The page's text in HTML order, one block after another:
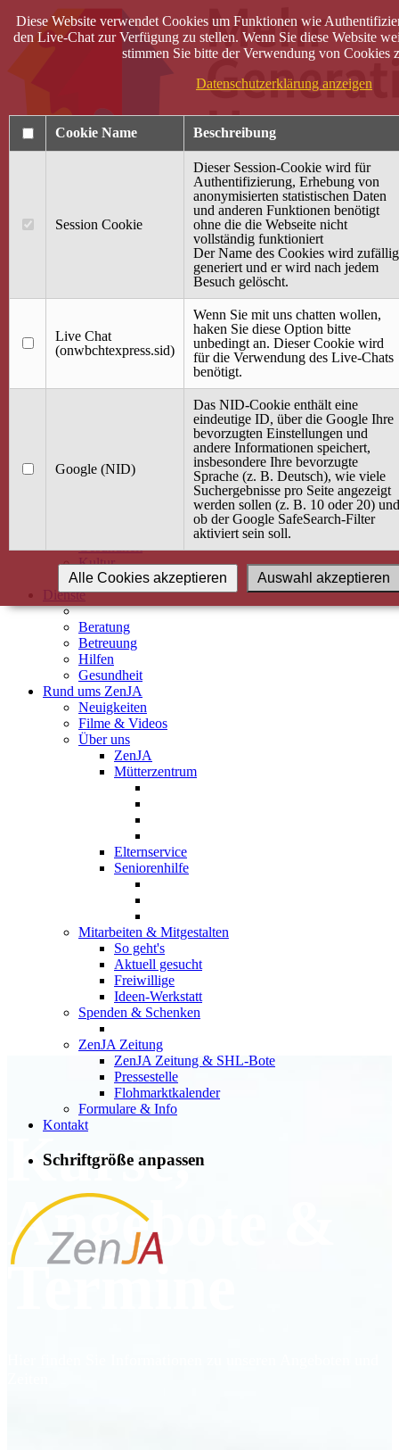
40 Jahre Mütterzentrum
Terminkalender
Gemeinsam aktiv
Gemeinsam unterwegs
wirFAIRändern
Angebot / Kurs suchen
Babybauch & Elternschaft
Gesundheit
Kultur
Alle Kurse
Dienste
Beratung
Betreuung
Hilfen
Gesundheit
Rund ums ZenJA
Neuigkeiten
Filme & Videos
Über uns
ZenJA
Mütterzentrum
Elternservice
Seniorenhilfe
Mitarbeiten & Mitgestalten
So geht's
Aktuell gesucht
Freiwillige
Ideen-Werkstatt
Spenden & Schenken
ZenJA Zeitung
ZenJA Zeitung & SHL-Bote
Pressestelle
Flohmarktkalender
Formulare & Info
Kontakt
Schriftgröße anpassen
Kurse,
Angebote &
Termine
Diese Website verwendet Cookies um Funktionen wie
den Live-Chat zur Verfügung zu stellen. Wenn Sie diese Website
stimmen Sie bitte der Verwendung von Cookies
Datenschutzerklärung anzeigen
Cookie Name Beschreibung
Session Cookie
Dieser Session-Cookie wird für
Authentifizierung, Erhebung von
anonymisierten statistischen Daten
und anderen Funktionen benötigt
ohne die die Webseite nicht
vollständig funktioniert
Der Name des Cookies wird zufällig
generiert und er wird nach jedem
Besuch gelöscht.
Live Chat
(onwbchtexpress.sid)
Wenn Sie mit uns chatten wollen,
haken Sie diese Option bitte
unbedingt an. Dieser Cookie wird
für die Verwendung des Live-Chats
benötigt.
Google (NID)
Das NID-Cookie enthält eine
eindeutige ID, über die Google Ihre
bevorzugten Einstellungen und
andere Informationen speichert,
insbesondere Ihre bevorzugte
Sprache (z. B. Deutsch), wie viele
Suchergebnisse pro Seite angezeigt
werden sollen (z. B. 10 oder 20) und
ob der Google SafeSearch-Filter
aktiviert sein soll.
Auswahl akzeptieren
Alle Cookies akzeptieren